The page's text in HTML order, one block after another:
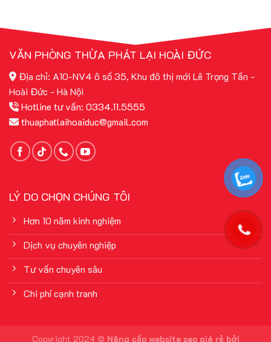
VĂN PHÒNG THỪA PHÁT LẠI HOÀI ĐỨC
Địa chỉ: A10-NV4 ô số 35, Khu đô thị mới Lê Trọng Tấn -
Hoài Đức - Hà Nội
Hotline tư vấn: 0334.11.5555
thuaphatlaihoaiduc@gmail.com
LÝ DO CHỌN CHÚNG TÔI
Hơn 10 năm kinh nghiệm
Dịch vụ chuyên nghiệp
Tư vấn chuyên sâu
Chi phí cạnh tranh
Copyright 2024 © Nâng cấp website seo giá rẻ bởi